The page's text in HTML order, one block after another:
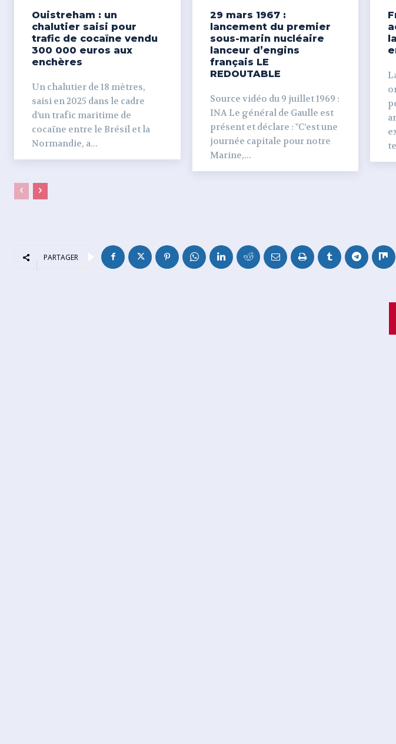
Ouistreham : un
chalutier saisi pour
trafic de cocaïne vendu
300 000 euros aux
enchères
Un chalutier de 18 mètres,
saisi en 2025 dans le cadre
d’un trafic maritime de
cocaïne entre le Brésil et la
Normandie, a...
29 mars 1967 :
lancement du premier
sous-marin nucléaire
lanceur d’engins
français LE
REDOUTABLE
Source vidéo du 9 juillet 1969 :
INA Le général de Gaulle est
présent et déclare : "C’est une
journée capitale pour notre
Marine,...
PARTAGER